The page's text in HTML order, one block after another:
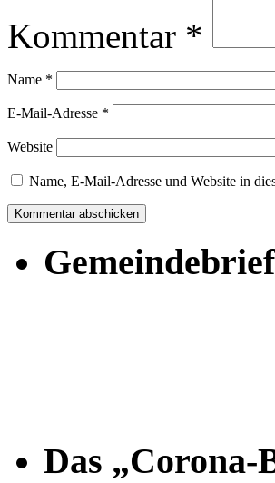
Kommentar *
Name *
E-Mail-Adresse *
Website
Name, E-Mail-Adresse und Website in
Gemeindebrief
Das „Corona-